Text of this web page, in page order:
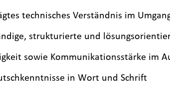
technisches Verständnis im
strukturierte und
sowie Kommunikationsstärke im
in Wort und Schrift